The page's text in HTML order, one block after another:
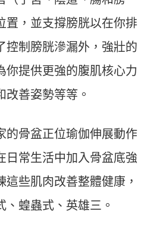
置，並支撐膀胱以在你排
控制膀胱滲漏外，強壯的
你提供更強的腹肌核心力
改善姿勢等等。
的骨盆正位瑜伽伸展動作
日常生活中加入骨盆底強
些肌肉改善整體健康，
蝗蟲式、英雄三。